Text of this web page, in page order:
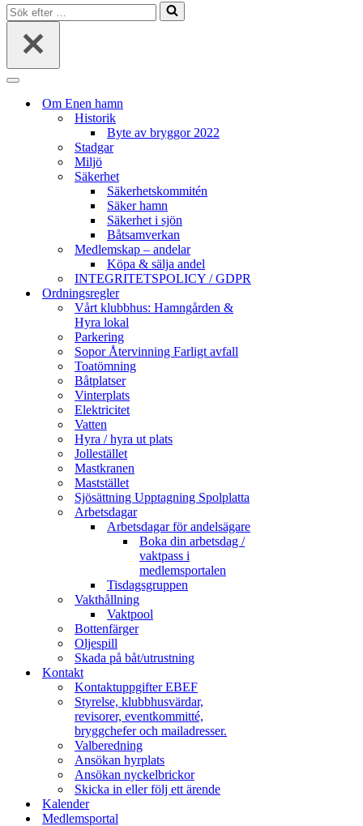
Sök
efter
Navigeringsmeny
Om Enen hamn
Historik
Byte av bryggor 2022
Stadgar
Miljö
Säkerhet
Säkerhetskommitén
Säker hamn
Säkerhet i sjön
Båtsamverkan
Medlemskap – andelar
Köpa & sälja andel
INTEGRITETSPOLICY / GDPR
Ordningsregler
Vårt klubbhus: Hamngården &
Hyra lokal
Parkering
Sopor Återvinning Farligt avfall
Toatömning
Båtplatser
Vinterplats
Elektricitet
Vatten
Hyra / hyra ut plats
Jollestället
Mastkranen
Maststället
Sjösättning Upptagning Spolplatta
Arbetsdagar
Arbetsdagar för andelsägare
Boka din arbetsdag /
vaktpass i
medlemsportalen
Tisdagsgruppen
Vakthållning
Vaktpool
Bottenfärger
Oljespill
Skada på båt/utrustning
Kontakt
Kontaktuppgifter EBEF
Styrelse, klubbhusvärdar,
revisorer, eventkommitté,
bryggchefer och mailadresser.
Valberedning
Ansökan hyrplats
Ansökan nyckelbrickor
Skicka in eller följ ett ärende
Kalender
Medlemsportal